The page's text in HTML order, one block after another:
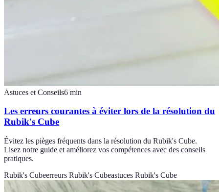
Astuces et Conseils6 min
Les erreurs courantes à éviter lors de la résolution du
Rubik's Cube
Évitez les pièges fréquents dans la résolution du Rubik's Cube.
Lisez notre guide et améliorez vos compétences avec des conseils
pratiques.
Rubik's Cubeerreurs Rubik's Cubeastuces Rubik's Cube